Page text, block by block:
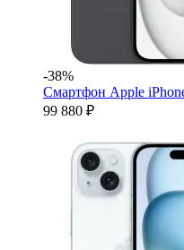
-38%
Смартфон Apple
99 880 ₽